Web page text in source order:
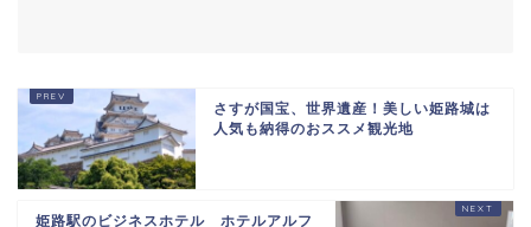
さすが国宝、世界遺産！美しい姫路城は
人気も納得のおススメ観光地
姫路駅のビジネスホテル ホテルアルフ